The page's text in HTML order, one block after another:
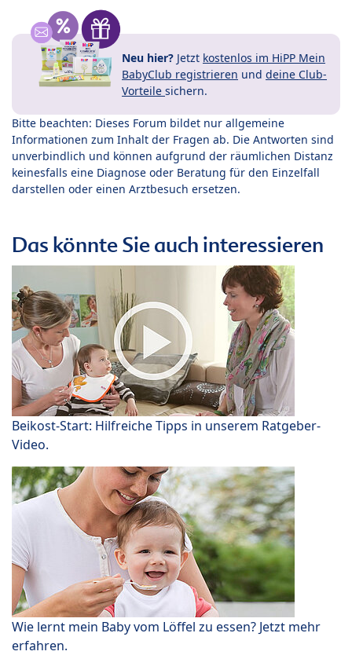
Neu hier? Jetzt kostenlos im HiPP Mein
BabyClub registrieren und deine Club-
Vorteile sichern.
Bitte beachten: Dieses Forum bildet nur allgemeine
Informationen zum Inhalt der Fragen ab. Die Antworten sind
unverbindlich und können aufgrund der räumlichen Distanz
keinesfalls eine Diagnose oder Beratung für den Einzelfall
darstellen oder einen Arztbesuch ersetzen.
Das könnte Sie auch interessieren
Beikost-Start: Hilfreiche Tipps in unserem Ratgeber-
Video.
Wie lernt mein Baby vom Löffel zu essen? Jetzt mehr
erfahren.